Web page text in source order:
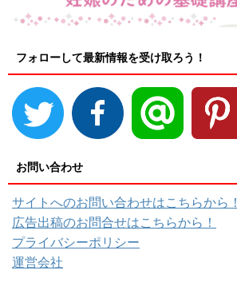
フォローして最新情報を受け取ろう！
お問い合わせ
サイトへのお問い合わせはこちらから！
広告出稿のお問合せはこちらから！
プライバシーポリシー
運営会社